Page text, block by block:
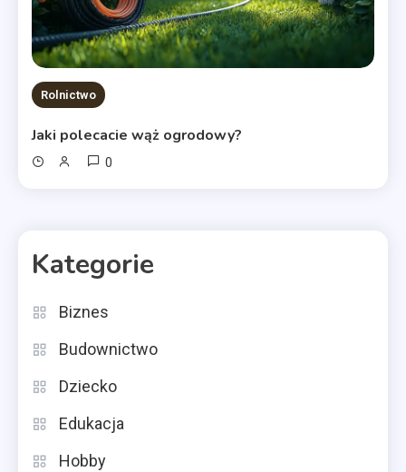
Rolnictwo
Jaki polecacie wąż ogrodowy?
0
Kategorie
Biznes
Budownictwo
Dziecko
Edukacja
Hobby